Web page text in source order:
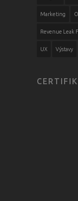
Marketing
Revenue Leak
UX Výstavy